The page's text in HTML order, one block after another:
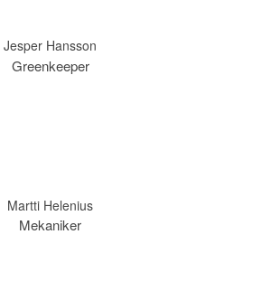
Jesper Hansson
Greenkeeper
Martti Helenius
Mekaniker